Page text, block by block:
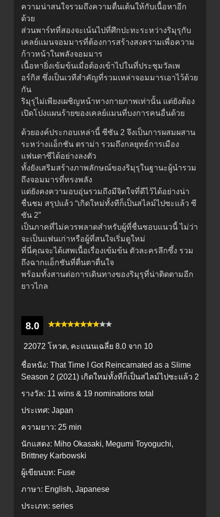
ความน่าสนใจรวมถึงความตื่นเต้นให้กับเนื้อหาอีก
ด้วย
ส่วนพาร์ทที่สองจะเน้นไปที่ศึกปะทะระหว่างริมุรุกับ
เคลย์แมนจอมมารที่ต้องการสร้างสงครามเพื่อความ
ก้าวหน้าในพลังจอมมาร
เนื้อหายิ่งเข้มข้นเมื่อต้องเข้าไปในที่ประชุมวัลเพ
อร์กิส ซึ่งเป็นเวทีสำคัญที่รวมเหล่าจอมมารเอาไว้ด้วย
กัน
ริมุรุไม่เพียงเผชิญหน้าทางกายภาพเท่านั้น แต่ยังต้อง
เปิดโปงแผนร้ายของเคลย์แมนที่บงการคนอื่นด้วย
ด้วยองค์ประกอบเหล่านี้ ซีซัน 2 จึงเป็นการผสมผสาน
ระหว่างแอ็กชัน ดราม่า รวมถึงกลยุทธ์การเมือง
แฟนตาซีได้อย่างลงตัว
ทั้งยังเสริมสร้างภาพลักษณ์ของริมุรุในฐานะผู้นำรวม
ถึงจอมมารที่ทรงพลัง
แต่ยังคงความอบอุ่นรวมถึงมีจิตใจที่ดีไว้ได้อย่างน่า
ชื่นชม สรุปแล้ว “เกิดใหม่ทั้งทีก็เป็นสไลม์ไปซะแล้ว ซี
ซัน 2”
เป็นภาคที่ไม่ควรพลาดสำหรับผู้ที่ชื่นชอบแนวนี้ ไม่ว่า
จะเป็นแฟนเก่าหรือผู้ที่สนใจเริ่มดูใหม่
ที่นี่คุณจะได้เสพเนื้อเรื่องเข้มข้น ตัวละครลึกซึ้ง รวม
ถึงฉากแอ็กชันที่ตื่นตาตื่นใจ
พร้อมทั้งสานต่อการเดินทางของริมุรุที่น่าติดตามอีก
ยาวไกล
8.0
22072 โหวต, คะแนนเฉลี่ย 8.0 จาก 10
ชื่อหนัง: That Time I Got Reincarnated as a Slime
Season 2 (2021) เกิดใหม่ทั้งทีก็เป็นสไลม์ไปซะแล้ว 2
รางวัล: 11 wins & 19 nominations total
ประเทศ: Japan
ความยาว: 25 min
นักแสดง: Miho Okasaki, Megumi Toyoguchi,
Brittney Karbowski
ผู้เขียนบท: Fuse
ภาษา: English, Japanese
ประเภท: series